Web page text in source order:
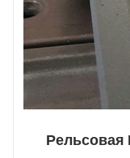
Рельсовая